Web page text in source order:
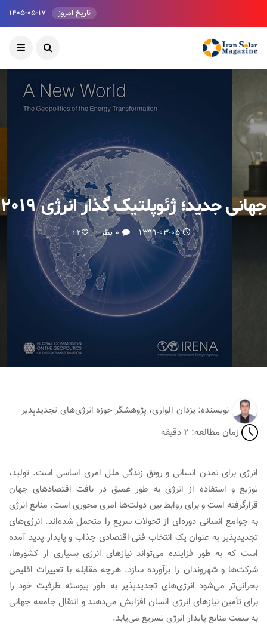
تاریخ امروز ۱۴۰۵-۰۵-۱۷
جهانی جدید؛ ژئوپلتیک گذار انرژی ۲۰۱۹
۱۳۹۹-۰۳-۰۵ ۰ نظر 12
نویسنده: یزدان الواری، پژوهشگر حوزه انرژی‌های تجدیدپذیر
زمان مطالعه: ۲ دقیقه
انرژی برای تمدن انسانی و رونق زندگی ملل امری اساسی است. تولید،
توزیع و استفاده از انرژی به طور عمیق در بافت اقتصادهای جهان
قرارگرفته است و برای روابط بین دولت‌ها امری محوری است. منابع انرژی
به جوامع انسانی دوره‌ای از تحولات سریع را متحمل شده‌اند. انرژی‌های
تجدیدپذیر به عنوان یک انتخاب فنی-اقتصادی جذاب و پایدار پدید آمده
است که به طور فزاینده می‌تواند نیازهای انرژی بسیاری از کشورها،
شرکت‌ها و شهروندان را برآورده سازد. هرچه مقابله با تغییرات اقلیمی
بحرانی‌تر می‌شود انرژی‌های تجدیدپذیر به طور پیوسته ظرفیت خود را
برای تأمین نیازهای انرژی انسان افزایش می‌دهند و انتقال جامعه جهانی
به سمت منابع پایدار انرژی تسریع می‌یابد.